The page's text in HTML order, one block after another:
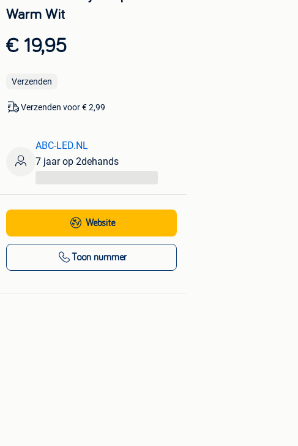
Warm Wit
€ 19,95
Verzenden
Verzenden voor € 2,99
ABC-LED.NL
7 jaar op 2dehands
Website
Toon nummer